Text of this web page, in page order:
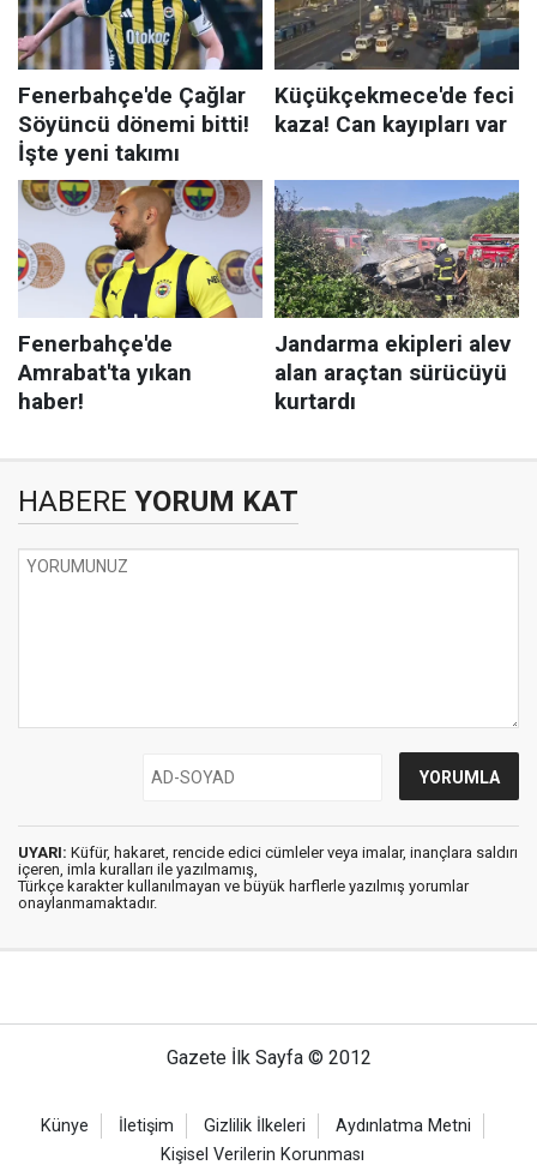
HABERE YORUM KAT
UYARI: Küfür, hakaret, rencide edici cümleler veya imalar, inançlara saldırı
içeren, imla kuralları ile yazılmamış,
Türkçe karakter kullanılmayan ve büyük harflerle yazılmış yorumlar
onaylanmamaktadır.
Gazete İlk Sayfa © 2012
Künye İletişim Gizlilik İlkeleri
Aydınlatma Metni
Kişisel Verilerin Korunması